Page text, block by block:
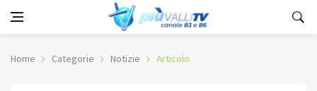
Home Categorie Notizie Articolo